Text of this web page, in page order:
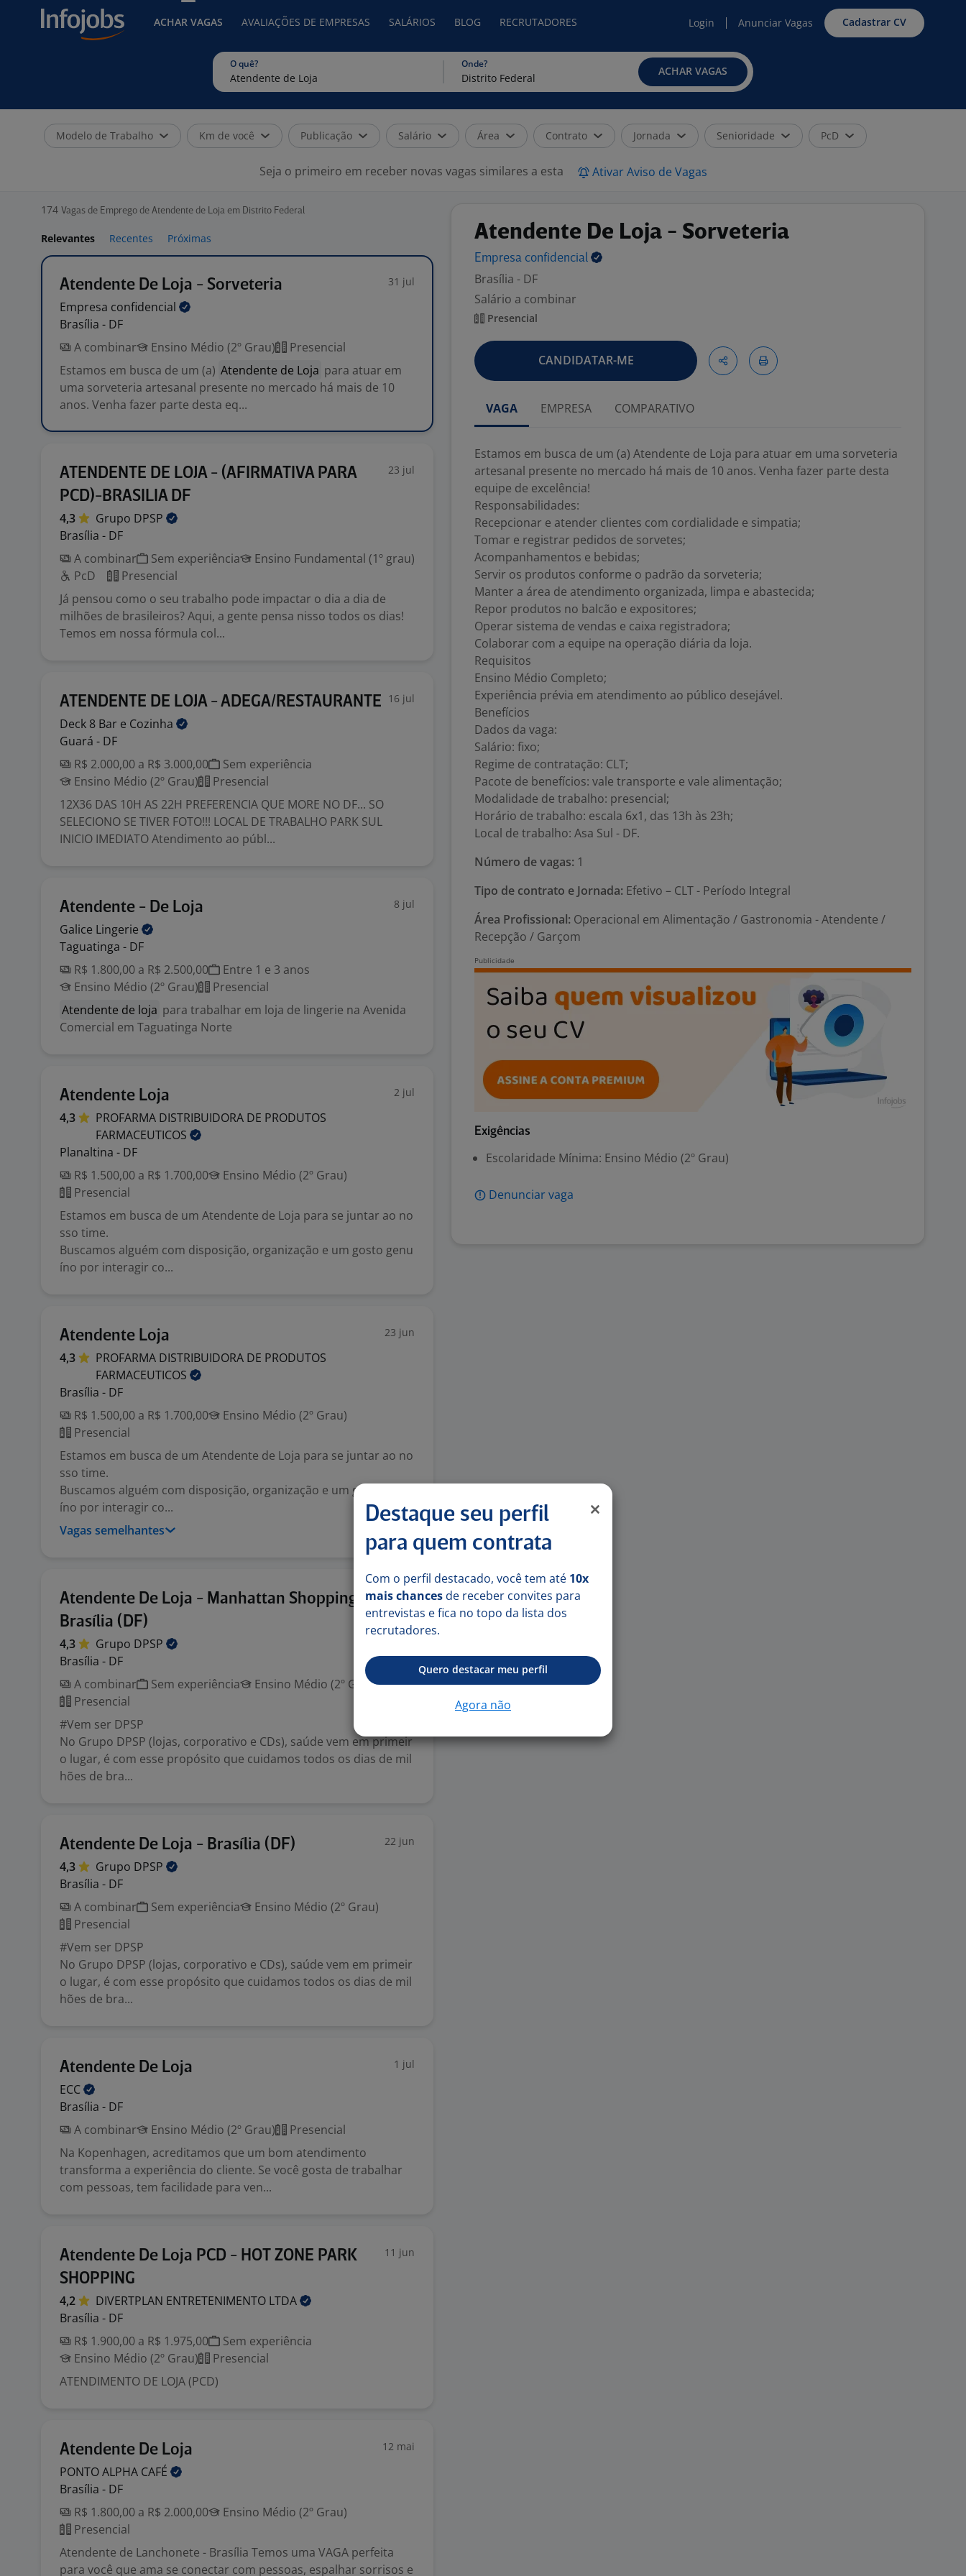
ACHAR VAGAS AVALIAÇÕES DE EMPRESAS SALÁRIOS BLOG RECRUTADORES Login Anunciar Vagas Cadastrar CV
O quê? Onde?
ACHAR VAGAS
Modelo de Trabalho Km de você Publicação Salário Área Contrato Jornada Senioridade PcD
Seja o primeiro em receber novas vagas similares a esta Ativar Aviso de Vagas
174 Vagas de Emprego de Atendente de Loja em Distrito Federal
Relevantes Recentes Próximas
Atendente De Loja - Sorveteria 31 jul
Empresa confidencial
Brasília - DF
A combinar
Ensino Médio (2º Grau)
Presencial
Estamos em busca de um (a) Atendente de Loja para atuar em
uma sorveteria artesanal presente no mercado há mais de 10
anos. Venha fazer parte desta eq...
ATENDENTE DE LOJA - (AFIRMATIVA PARA
PCD)-BRASILIA DF
23 jul
4,3 Grupo DPSP
Brasília - DF
A combinar
Sem experiência
Ensino Fundamental (1º grau)
PcD
Presencial
Já pensou como o seu trabalho pode impactar o dia a dia de
milhões de brasileiros? Aqui, a gente pensa nisso todos os dias!
Temos em nossa fórmula col...
ATENDENTE DE LOJA - ADEGA/RESTAURANTE 16 jul
Deck 8 Bar e Cozinha
Guará - DF
R$ 2.000,00 a R$ 3.000,00
Sem experiência
Ensino Médio (2º Grau)
Presencial
12X36 DAS 10H AS 22H PREFERENCIA QUE MORE NO DF... SO
SELECIONO SE TIVER FOTO!!! LOCAL DE TRABALHO PARK SUL
INICIO IMEDIATO Atendimento ao públ...
Atendente - De Loja 8 jul
Galice Lingerie
Taguatinga - DF
R$ 1.800,00 a R$ 2.500,00
Entre 1 e 3 anos
Ensino Médio (2º Grau)
Presencial
Atendente de loja para trabalhar em loja de lingerie na Avenida
Comercial em Taguatinga Norte
Atendente Loja 2 jul
4,3
PROFARMA DISTRIBUIDORA DE PRODUTOS
FARMACEUTICOS
Planaltina - DF
R$ 1.500,00 a R$ 1.700,00
Ensino Médio (2º Grau)
Presencial
Estamos em busca de um Atendente de Loja para se juntar ao no
sso time.
Buscamos alguém com disposição, organização e um gosto genu
íno por interagir co...
Atendente Loja 23 jun
4,3
PROFARMA DISTRIBUIDORA DE PRODUTOS
FARMACEUTICOS
Brasília - DF
R$ 1.500,00 a R$ 1.700,00
Ensino Médio (2º Grau)
Presencial
Estamos em busca de um Atendente de Loja para se juntar ao no
sso time.
Buscamos alguém com disposição, organização e um gosto genu
íno por interagir co...
Vagas semelhantes
Atendente De Loja - Manhattan Shopping |
Brasília (DF)
22 jun
4,3 Grupo DPSP
Brasília - DF
A combinar
Sem experiência
Ensino Médio (2º Grau)
Presencial
#Vem ser DPSP
No Grupo DPSP (lojas, corporativo e CDs), saúde vem em primeir
o lugar, é com esse propósito que cuidamos todos os dias de mil
hões de bra...
Atendente De Loja - Brasília (DF) 22 jun
4,3 Grupo DPSP
Brasília - DF
A combinar
Sem experiência
Ensino Médio (2º Grau)
Presencial
#Vem ser DPSP
No Grupo DPSP (lojas, corporativo e CDs), saúde vem em primeir
o lugar, é com esse propósito que cuidamos todos os dias de mil
hões de bra...
Atendente De Loja 1 jul
ECC
Brasília - DF
A combinar
Ensino Médio (2º Grau)
Presencial
Na Kopenhagen, acreditamos que um bom atendimento
transforma a experiência do cliente. Se você gosta de trabalhar
com pessoas, tem facilidade para ven...
Atendente De Loja PCD - HOT ZONE PARK
SHOPPING
11 jun
4,2 DIVERTPLAN ENTRETENIMENTO LTDA
Brasília - DF
R$ 1.900,00 a R$ 1.975,00
Sem experiência
Ensino Médio (2º Grau)
Presencial
ATENDIMENTO DE LOJA (PCD)
Atendente De Loja 12 mai
PONTO ALPHA CAFÉ
Brasília - DF
R$ 1.800,00 a R$ 2.000,00
Ensino Médio (2º Grau)
Presencial
Atendente de Lanchonete - Brasília Temos uma VAGA perfeita
para você que ama se conectar com pessoas, espalhar sorrisos e
Atendente De Loja - Sorveteria
Empresa confidencial
Brasília - DF
Salário a combinar
Presencial
CANDIDATAR-ME
VAGA EMPRESA COMPARATIVO
Estamos em busca de um (a) Atendente de Loja para atuar em uma sorveteria
artesanal presente no mercado há mais de 10 anos. Venha fazer parte desta
equipe de excelência!
Responsabilidades:
Recepcionar e atender clientes com cordialidade e simpatia;
Tomar e registrar pedidos de sorvetes;
Acompanhamentos e bebidas;
Servir os produtos conforme o padrão da sorveteria;
Manter a área de atendimento organizada, limpa e abastecida;
Repor produtos no balcão e expositores;
Operar sistema de vendas e caixa registradora;
Colaborar com a equipe na operação diária da loja.
Requisitos
Ensino Médio Completo;
Experiência prévia em atendimento ao público desejável.
Benefícios
Dados da vaga:
Salário: fixo;
Regime de contratação: CLT;
Pacote de benefícios: vale transporte e vale alimentação;
Modalidade de trabalho: presencial;
Horário de trabalho: escala 6x1, das 13h às 23h;
Local de trabalho: Asa Sul - DF.
Número de vagas: 1
Tipo de contrato e Jornada: Efetivo – CLT - Período Integral
Área Profissional: Operacional em Alimentação / Gastronomia - Atendente /
Recepção / Garçom
Exigências
Escolaridade Mínima: Ensino Médio (2º Grau)
Denunciar vaga
Destaque seu perfil
para quem contrata
Com o perfil destacado, você tem até 10x
mais chances de receber convites para
entrevistas e fica no topo da lista dos
recrutadores.
Quero destacar meu perfil
Agora não